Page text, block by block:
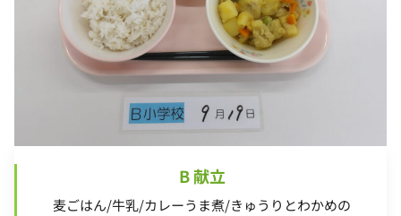
B 献立
麦ごはん/牛乳/カレーうま煮/きゅうりとわかめの